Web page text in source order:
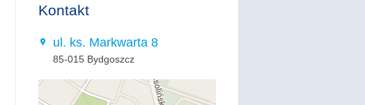
Kontakt
ul. ks. Markwarta 8
85-015 Bydgoszcz